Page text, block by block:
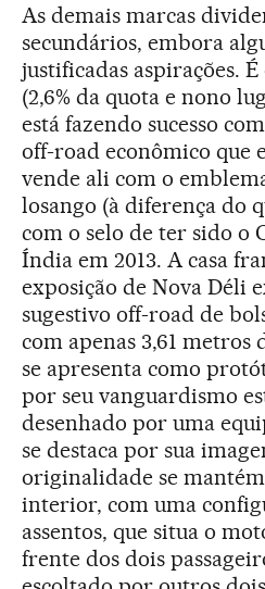
As demais marcas
secundários, embora
justificadas aspirações.
(2,6% da quota e nono
está fazendo sucesso
off-road econômico que
vende ali com o
losango (à diferença do
com o selo de ter sido o
Índia em 2013. A casa
exposição de Nova Déli
sugestivo off-road de
com apenas 3,61
se apresenta como
por seu vanguardismo
desenhado por uma
se destaca por sua
originalidade se
interior, com uma
assentos, que situa o
frente dos dois